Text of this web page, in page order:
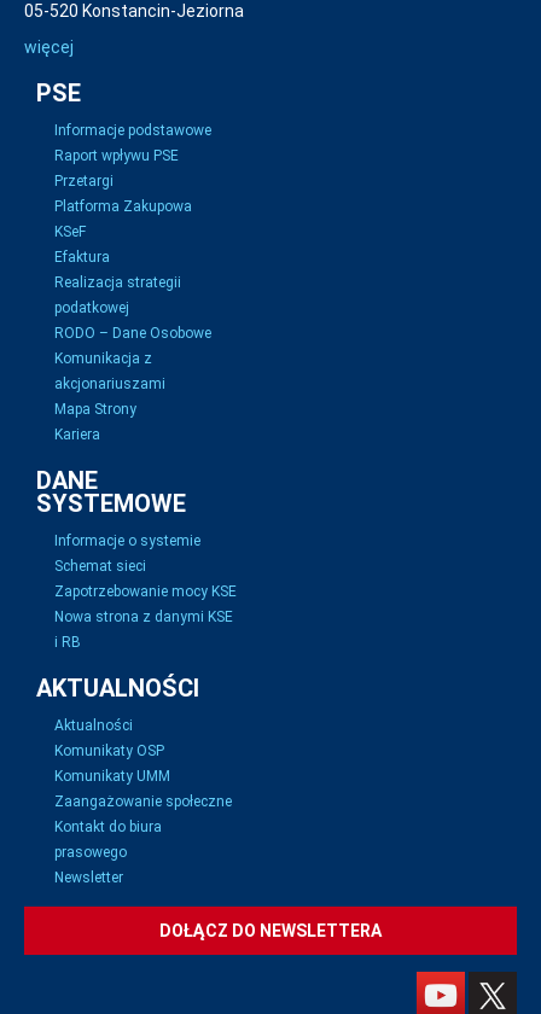
05-520 Konstancin-Jeziorna
więcej
PSE
Informacje podstawowe
Raport wpływu PSE
Przetargi
Platforma Zakupowa
KSeF
Efaktura
Realizacja strategii
podatkowej
RODO – Dane Osobowe
Komunikacja z
akcjonariuszami
Mapa Strony
Kariera
DANE
SYSTEMOWE
Informacje o systemie
Schemat sieci
Zapotrzebowanie mocy KSE
Nowa strona z danymi KSE
i RB
AKTUALNOŚCI
Aktualności
Komunikaty OSP
Komunikaty UMM
Zaangażowanie społeczne
Kontakt do biura
prasowego
Newsletter
DOŁĄCZ DO NEWSLETTERA